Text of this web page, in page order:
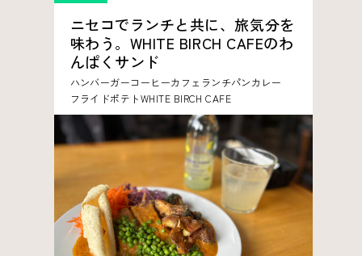
ニセコでランチと共に、旅気分を
味わう。WHITE BIRCH CAFEのわ
んぱくサンド
ハンバーガーコーヒーカフェ ランチパンカレー
フライドポテトWHITE BIRCH CAFE